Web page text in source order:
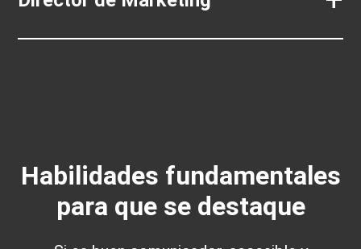
Habilidades fundamentales
para que se destaque